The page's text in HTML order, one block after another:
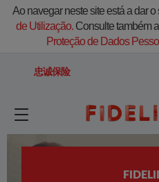
Ao navegar neste site está a dar
de Utilização.Consulte também
Proteção de Dados
忠诚保险